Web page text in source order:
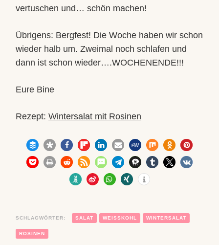
vertuschen und… schön machen!
Übrigens: Bergfest! Die Woche haben wir schon
wieder halb um. Zweimal noch schlafen und
dann ist schon wieder….WOCHENENDE!!!
Eure Bine
Rezept: Wintersalat mit Rosinen
SCHLAGWÖRTER: SALAT WEISSKOHL WINTERSALAT
ROSINEN